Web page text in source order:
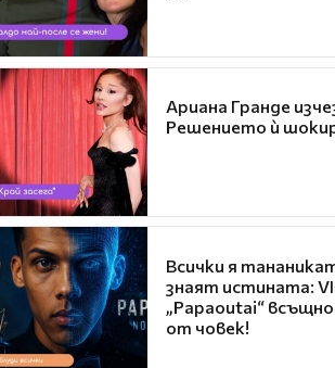
Ариана Гранде
Решението ѝ
Всички я
знаят истината:
„Papaoutai“
от човек!